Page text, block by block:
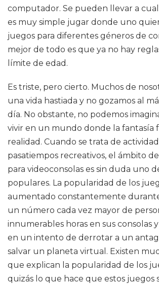
computador. Se pueden llevar a
es muy simple jugar donde uno
juegos para diferentes géneros de
mejor de todo es que ya no hay
límite de edad.
Es triste, pero cierto. Muchos de
una vida hastiada y no gozamos al
día. No obstante, no podemos
vivir en un mundo donde la fantasía
realidad. Cuando se trata de
pasatiempos recreativos, el ámbito
para videoconsolas es sin duda uno
populares. La popularidad de los
aumentado constantemente
un número cada vez mayor de
innumerables horas en sus consolas
en un intento de derrotar a un
salvar un planeta virtual. Existen
que explican la popularidad de los
quizás lo que hace que estos juegos